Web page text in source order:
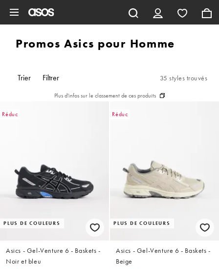
Promos Asics pour Homme
Trier Filtrer 35 styles trouvés
Plus d'infos sur le classement de ces produits
Réduc
PLUS DE COULEURS
Asics - Gel-Venture 6 - Baskets -
Noir et bleu
Réduc
PLUS DE COULEURS
Asics - Gel-Venture 6 - Baskets -
Beige